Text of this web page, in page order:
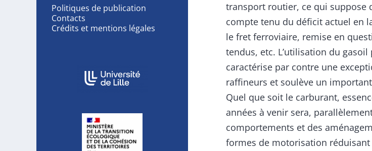
Politiques de publication
Contacts
Crédits et mentions légales
Affiliations/partenaires
transport routier, ce qui suppose
compte tenu du déficit actuel en
le fret ferroviaire, remise en
tendus, etc. L’utilisation du
caractérise par contre une
raffineurs et soulève un
Quel que soit le carburant,
années à venir sera,
comportements et des
formes de motorisation